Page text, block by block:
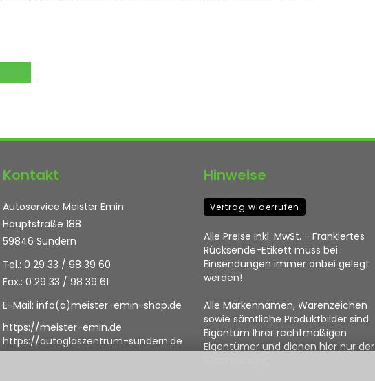
Kontakt
Autoservice Meister Emin
Hauptstraße 188
59846 Sundern
Tel.: 0 29 33 / 98 39 60
Fax.: 0 29 33 / 98 39 61
E-Mail: info(a)meister-emin-shop.de
https://meister-emin.de
https://autoglaszentrum-sundern.de
Hinweise
Vertrag widerrufen
Alle Preise inkl. MwSt. - Frankiertes
Rücksende-Etikett muss bei
Einsendungen immer anbei gelegt
werden!
Alle Markennamen, Warenzeichen
sowie sämtliche Produktbilder sind
Eigentum Ihrer rechtmäßigen
Eigentümer und dienen hier nur der